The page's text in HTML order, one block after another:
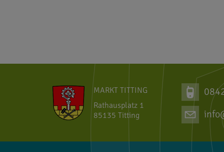
MARKT TITTING
Rathausplatz 1
85135 Titting